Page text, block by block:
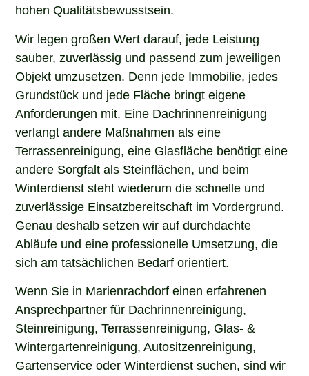
hohen Qualitätsbewusstsein.
Wir legen großen Wert darauf, jede Leistung
sauber, zuverlässig und passend zum jeweiligen
Objekt umzusetzen. Denn jede Immobilie, jedes
Grundstück und jede Fläche bringt eigene
Anforderungen mit. Eine Dachrinnenreinigung
verlangt andere Maßnahmen als eine
Terrassenreinigung, eine Glasfläche benötigt eine
andere Sorgfalt als Steinflächen, und beim
Winterdienst steht wiederum die schnelle und
zuverlässige Einsatzbereitschaft im Vordergrund.
Genau deshalb setzen wir auf durchdachte
Abläufe und eine professionelle Umsetzung, die
sich am tatsächlichen Bedarf orientiert.
Wenn Sie in Marienrachdorf einen erfahrenen
Ansprechpartner für Dachrinnenreinigung,
Steinreinigung, Terrassenreinigung, Glas- &
Wintergartenreinigung, Autositzenreinigung,
Gartenservice oder Winterdienst suchen, sind wir